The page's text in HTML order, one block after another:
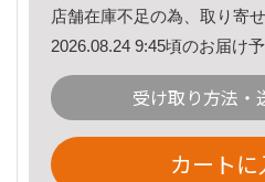
店舗在庫不足の為、取り寄
2026.08.24 9:45頃のお届け予
受け取り方法・
カートに